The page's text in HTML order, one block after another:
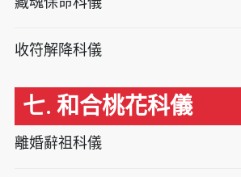
收符解降科儀
七. 和合桃花科儀
離婚辭祖科儀